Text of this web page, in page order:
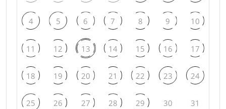
4 5 6 7 8 9 10
11 12 13 14 15 16 17
18 19 20 21 22 23 24
25 26 27 28 29 30 31